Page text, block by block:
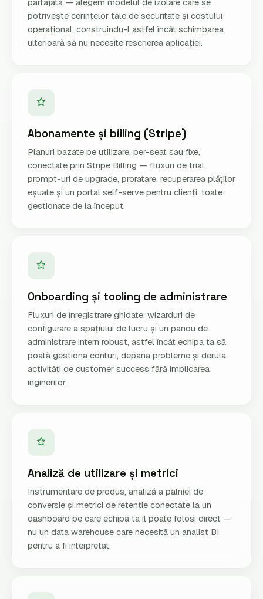
potrivește cerințelor tale de securitate și costului
operațional, construindu-l astfel încât schimbarea
ulterioară să nu necesite rescrierea aplicației.
Abonamente și billing (Stripe)
Planuri bazate pe utilizare, per-seat sau fixe,
conectate prin Stripe Billing — fluxuri de trial,
prompt-uri de upgrade, proratare, recuperarea plăților
eșuate și un portal self-serve pentru clienți, toate
gestionate de la început.
Onboarding și tooling de administrare
Fluxuri de înregistrare ghidate, wizarduri de
configurare a spațiului de lucru și un panou de
administrare intern robust, astfel încât echipa ta să
poată gestiona conturi, depana probleme și derula
activități de customer success fără implicarea
inginerilor.
Analiză de utilizare și metrici
Instrumentare de produs, analiză a pâlniei de
conversie și metrici de retenție conectate la un
dashboard pe care echipa ta îl poate folosi direct —
nu un data warehouse care necesită un analist BI
pentru a fi interpretat.